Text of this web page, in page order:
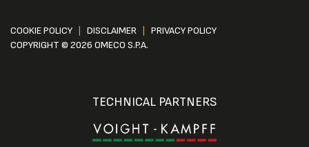
COOKIE POLICY DISCLAIMER
PRIVACY POLICY
COPYRIGHT © 2026 OMECO S.P.A.
TECHNICAL PARTNERS